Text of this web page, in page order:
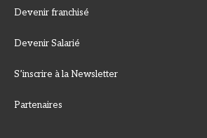
Devenir franchisé
Devenir Salarié
S’inscrire à la Newsletter
Partenaires